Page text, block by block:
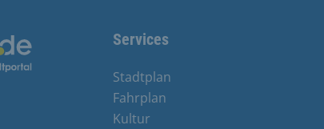
Services
Stadtplan
Fahrplan
Kultur